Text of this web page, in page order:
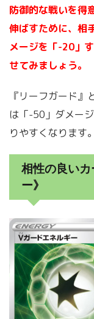
防御的な戦いを得
伸ばすために、相
メージを「-20」
せてみましょう。
『リーフガード
は「-50」ダメー
りやすくなります。
相性の良い
ー》